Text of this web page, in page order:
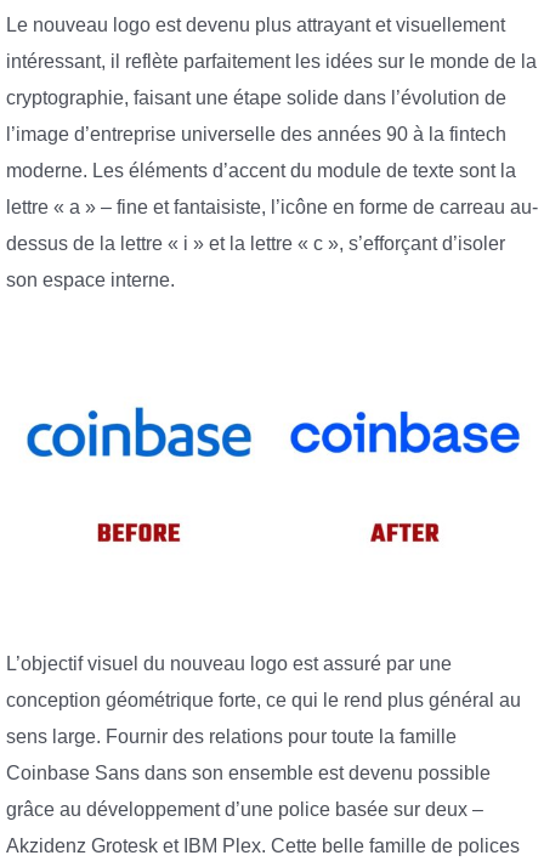
Le nouveau logo est devenu plus attrayant et visuellement
intéressant, il reflète parfaitement les idées sur le monde de la
cryptographie, faisant une étape solide dans l’évolution de
l’image d’entreprise universelle des années 90 à la fintech
moderne. Les éléments d’accent du module de texte sont la
lettre « a » – fine et fantaisiste, l’icône en forme de carreau au-
dessus de la lettre « i » et la lettre « c », s’efforçant d’isoler
son espace interne.
L’objectif visuel du nouveau logo est assuré par une
conception géométrique forte, ce qui le rend plus général au
sens large. Fournir des relations pour toute la famille
Coinbase Sans dans son ensemble est devenu possible
grâce au développement d’une police basée sur deux –
Akzidenz Grotesk et IBM Plex. Cette belle famille de polices